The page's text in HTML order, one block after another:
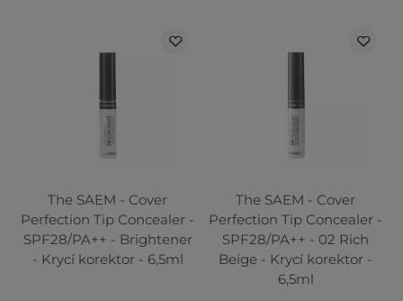
The SAEM - Cover
Perfection Tip Concealer -
SPF28/PA++ - Brightener
- Krycí korektor - 6,5ml
The SAEM - Cover
Perfection Tip Concealer -
SPF28/PA++ - 02 Rich
Beige - Krycí korektor -
6,5ml